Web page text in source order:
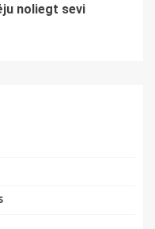
noliegt sevi